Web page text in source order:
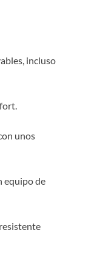
incluso
unos
equipo de